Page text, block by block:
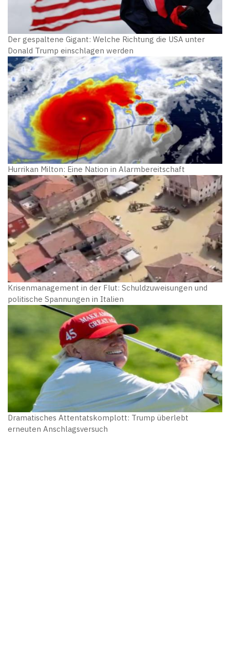
Der gespaltene Gigant: Welche Richtung die USA unter
Donald Trump einschlagen werden
Hurrikan Milton: Eine Nation in Alarmbereitschaft
Krisenmanagement in der Flut: Schuldzuweisungen und
politische Spannungen in Italien
Dramatisches Attentatskomplott: Trump überlebt
erneuten Anschlagsversuch